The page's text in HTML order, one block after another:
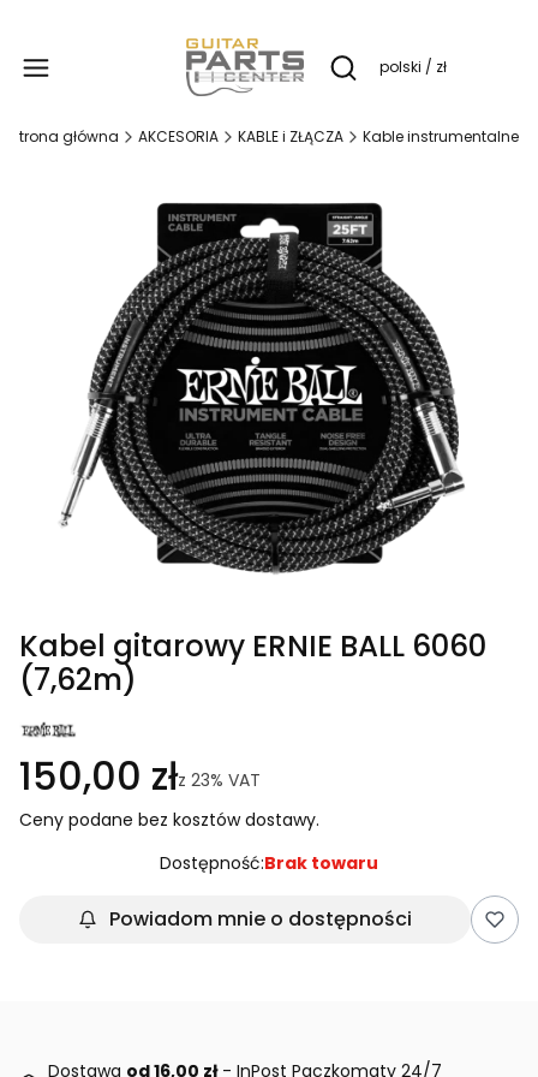
Otwórz wyszukiwarkę
polski / zł
Strona główna AKCESORIA KABLE i ZŁĄCZA Kable instrumentalne
Kabel gitarowy ERNIE BALL 6060
(7,62m)
150,00 złz 23% VAT
Ceny podane bez kosztów dostawy.
Dostępność:Brak towaru
Powiadom mnie o dostępności
Dostawa od 16,00 zł - InPost Paczkomaty 24/7